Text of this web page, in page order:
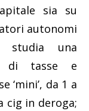
sia su
autonomi
una
di tasse e
da 1 a
cig in deroga;